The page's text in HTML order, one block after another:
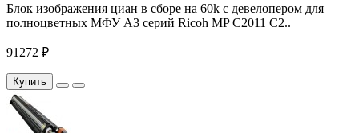
Блок изображения циан в сборе на 60k c девелопером для
полноцветных МФУ A3 серий Ricoh MP C2011 C2..
91272 ₽
Купить